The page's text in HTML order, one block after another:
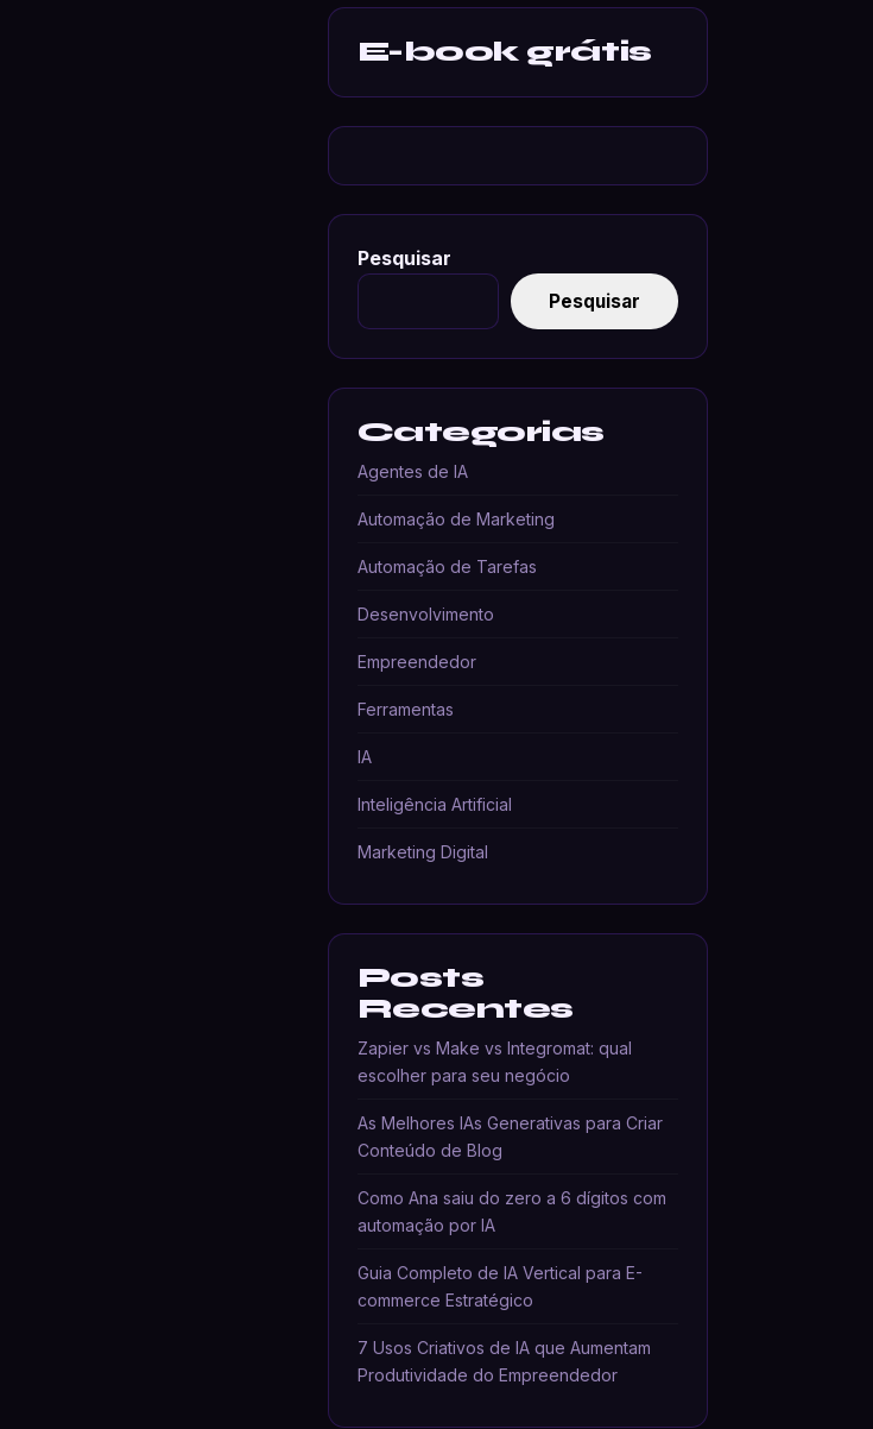
E-book grátis
Pesquisar
Pesquisar
Categorias
Agentes de IA
Automação de Marketing
Automação de Tarefas
Desenvolvimento
Empreendedor
Ferramentas
IA
Inteligência Artificial
Marketing Digital
Posts
Recentes
Zapier vs Make vs Integromat: qual
escolher para seu negócio
As Melhores IAs Generativas para Criar
Conteúdo de Blog
Como Ana saiu do zero a 6 dígitos com
automação por IA
Guia Completo de IA Vertical para E-
commerce Estratégico
7 Usos Criativos de IA que Aumentam
Produtividade do Empreendedor